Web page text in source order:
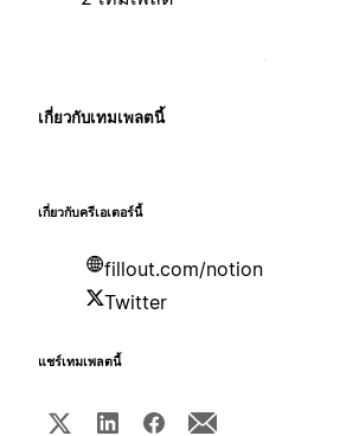
เกี่ยวกับเทมเพลตนี้
เกี่ยวกับครีเอเตอร์นี้
fillout.com/notion
Twitter
แชร์เทมเพลตนี้